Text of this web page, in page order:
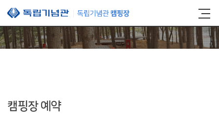
본문 바로가기
캠핑장 예약